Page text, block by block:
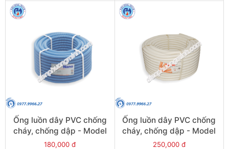
Ống luồn dây PVC chống
cháy, chống dập - Model
FRG16G
180,000 đ
Ống luồn dây PVC chống
cháy, chống dập - Model
FRG32W
250,000 đ